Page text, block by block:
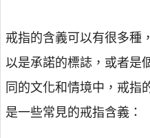
戒指的含義可以有很多種
以是承諾的標誌，或者是
同的文化和情境中，戒指
是一些常見的戒指含義：